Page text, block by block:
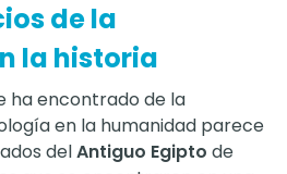
de la
la historia
ha encontrado de la
en la humanidad parece
delAntiguo Egipto de